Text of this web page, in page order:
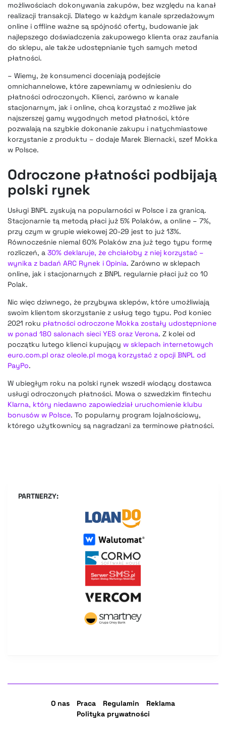
możliwościach dokonywania zakupów, bez względu na kanał
realizacji transakcji. Dlatego w każdym kanale sprzedażowym
online i offline ważne są spójność oferty, budowanie jak
najlepszego doświadczenia zakupowego klienta oraz zaufania
do sklepu, ale także udostępnianie tych samych metod
płatności.
– Wiemy, że konsumenci doceniają podejście
omnichannelowe, które zapewniamy w odniesieniu do
płatności odroczonych. Klienci, zarówno w kanale
stacjonarnym, jak i online, chcą korzystać z możliwe jak
najszerszej gamy wygodnych metod płatności, które
pozwalają na szybkie dokonanie zakupu i natychmiastowe
korzystanie z produktu – dodaje Marek Biernacki, szef Mokka
w Polsce.
Odroczone płatności podbijają
polski rynek
Usługi BNPL zyskują na popularności w Polsce i za granicą.
Stacjonarnie tą metodą płaci już 5% Polaków, a online – 7%,
przy czym w grupie wiekowej 20-29 jest to już 13%.
Równocześnie niemal 60% Polaków zna już tego typu formę
rozliczeń, a 30% deklaruje, że chciałoby z niej korzystać –
wynika z badań ARC Rynek i Opinia. Zarówno w sklepach
online, jak i stacjonarnych z BNPL regularnie płaci już co 10
Polak.
Nic więc dziwnego, że przybywa sklepów, które umożliwiają
swoim klientom skorzystanie z usług tego typu. Pod koniec
2021 roku płatności odroczone Mokka zostały udostępnione
w ponad 180 salonach sieci YES oraz Verona. Z kolei od
początku lutego klienci kupujący w sklepach internetowych
euro.com.pl oraz oleole.pl mogą korzystać z opcji BNPL od
PayPo.
W ubiegłym roku na polski rynek wszedł wiodący dostawca
usługi odroczonych płatności. Mowa o szwedzkim fintechu
Klarna, który niedawno zapowiedział uruchomienie klubu
bonusów w Polsce. To popularny program lojalnościowy,
którego użytkownicy są nagradzani za terminowe płatności.
PARTNERZY:
O nas Praca Regulamin
Reklama
Polityka prywatności